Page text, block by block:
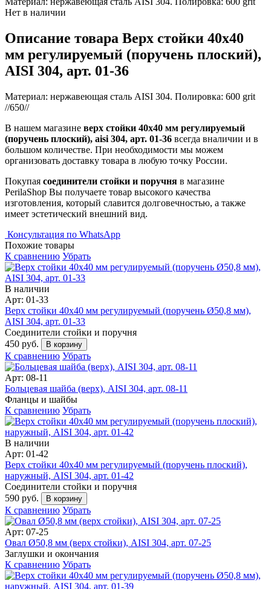
Нет в наличии
Описание товара Верх стойки 40х40
мм регулируемый (поручень плоский),
AISI 304, арт. 01-36
Материал: нержавеющая сталь AISI 304. Полировка: 600 grit
//650//
В нашем магазине верх стойки 40х40 мм регулируемый
(поручень плоский), aisi 304, арт. 01-36 всегда вналичии и в
большом количестве. При необходимости мы можем
организовать доставку товара в любую точку России.
Покупая соединители стойки и поручня в магазине
PerilaShop Вы получаете товар высокого качества
изготовления, который славится долговечностью, а также
имеет эстетический внешний вид.
Консультация по WhatsApp
Похожие товары
К сравнению Убрать
В наличии
Арт: 01-33
Верх стойки 40х40 мм регулируемый (поручень Ø50,8 мм),
AISI 304, арт. 01-33
Соединители стойки и поручня
450 руб.
В корзину
К сравнению Убрать
Арт: 08-11
Больцевая шайба (верх), AISI 304, арт. 08-11
Фланцы и шайбы
К сравнению Убрать
В наличии
Арт: 01-42
Верх стойки 40х40 мм регулируемый (поручень плоский),
наружный, AISI 304, арт. 01-42
Соединители стойки и поручня
590 руб.
В корзину
К сравнению Убрать
Арт: 07-25
Овал Ø50,8 мм (верх стойки), AISI 304, арт. 07-25
Заглушки и окончания
К сравнению Убрать